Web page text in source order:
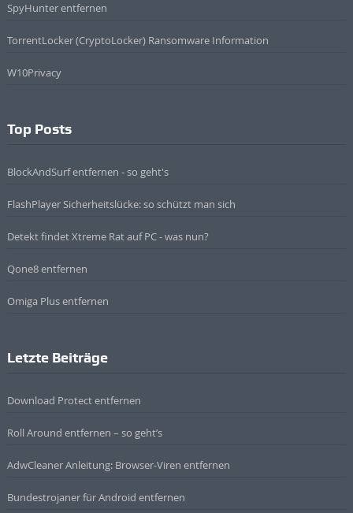
SpyHunter entfernen
TorrentLocker (CryptoLocker) Ransomware Information
W10Privacy
Top Posts
BlockAndSurf entfernen - so geht's
FlashPlayer Sicherheitslücke: so schützt man sich
Detekt findet Xtreme Rat auf PC - was nun?
Qone8 entfernen
Omiga Plus entfernen
Letzte Beiträge
Download Protect entfernen
Roll Around entfernen – so geht’s
AdwCleaner Anleitung: Browser-Viren entfernen
Bundestrojaner für Android entfernen